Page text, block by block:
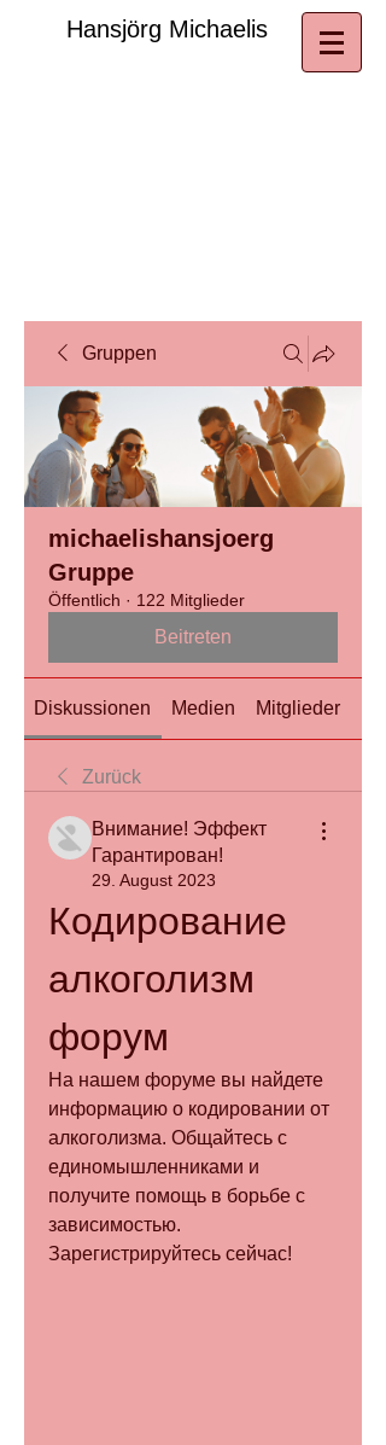
​Hansjörg Michaelis
Gruppen
michaelishansjoerg
Gruppe
Öffentlich · 122 Mitglieder
Beitreten
Diskussionen Medien Mitglieder
Zurück
Внимание! Эффект
Гарантирован!
29. August 2023
Кодирование
алкоголизм
форум
На нашем форуме вы найдете
информацию о кодировании от
алкоголизма. Общайтесь с
единомышленниками и
получите помощь в борьбе с
зависимостью.
Зарегистрируйтесь сейчас!